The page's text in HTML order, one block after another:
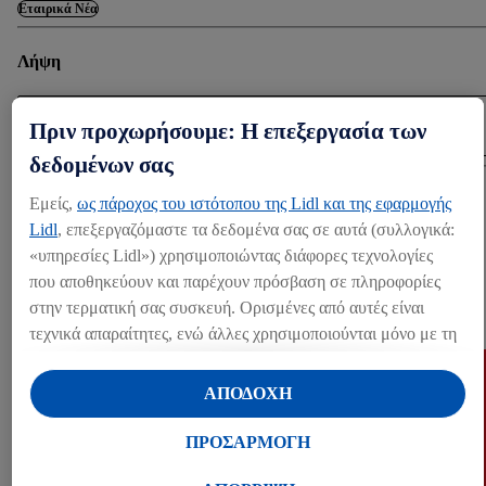
Εταιρικά Νέα
Λήψη
ΛΉΨΗ (924.48 KB)
Share
ΆΛΛΑ MEDIA
Press kits (1)
Πριν προχωρήσουμε: Η επεξεργασία των
δεδομένων σας
Εμείς, ως πάροχος του ιστότοπου της Lidl και της εφαρμογής
Lidl, επεξεργαζόμαστε τα δεδομένα σας σε αυτά (συλλογικά:
«υπηρεσίες Lidl») χρησιμοποιώντας διάφορες τεχνολογίες
που αποθηκεύουν και παρέχουν πρόσβαση σε πληροφορίες
στην τερματική σας συσκευή. Ορισμένες από αυτές είναι
τεχνικά απαραίτητες, ενώ άλλες χρησιμοποιούνται μόνο με τη
δημιουργία στατιστικών στοιχείων ή για εξατομικευμένη
διαφήμιση εντός και εκτός των υπηρεσιών Lidl. Εάν
συμμετέχετε στο πρόγραμμα Lidl Plus, δεδομένα που
ΠΡΟΣΑΡΜΟΓΗ
ΑΠΟΔΟΧΗ